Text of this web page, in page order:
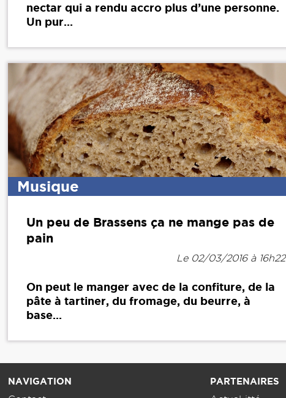
nectar qui a rendu accro plus d’une personne.
Un pur...
Musique
Un peu de Brassens ça ne mange pas de
pain
Le 02/03/2016 à 16h22
On peut le manger avec de la confiture, de la
pâte à tartiner, du fromage, du beurre, à
base...
NAVIGATION
PARTENAIRES